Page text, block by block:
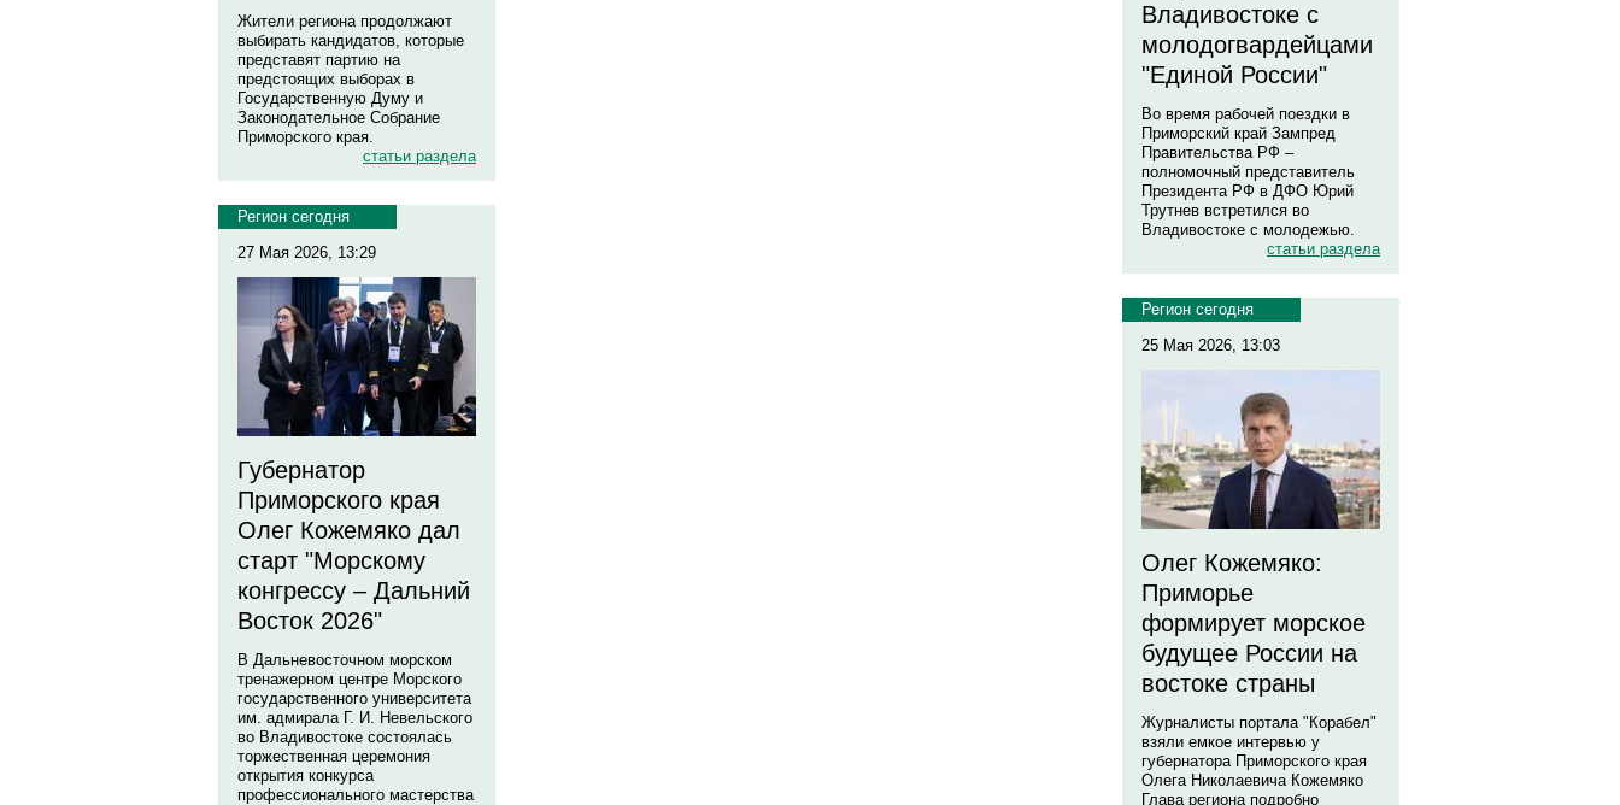
Жители региона продолжают
выбирать кандидатов, которые
представят партию на
предстоящих выборах в
Государственную Думу и
Законодательное Собрание
Приморского края.
статьи раздела
Регион сегодня
27 Мая 2026, 13:29
Губернатор
Приморского края
Олег Кожемяко дал
старт "Морскому
конгрессу – Дальний
Восток 2026"
В Дальневосточном морском
тренажерном центре Морского
государственного университета
им. адмирала Г. И. Невельского
во Владивостоке состоялась
торжественная церемония
открытия конкурса
профессионального мастерства
Владивостоке с
молодогвардейцами
"Единой России"
Во время рабочей поездки в
Приморский край Зампред
Правительства РФ –
полномочный представитель
Президента РФ в ДФО Юрий
Трутнев встретился во
Владивостоке с молодежью.
статьи раздела
Регион сегодня
25 Мая 2026, 13:03
Олег Кожемяко:
Приморье
формирует морское
будущее России на
востоке страны
Журналисты портала "Корабел"
взяли емкое интервью у
губернатора Приморского края
Олега Николаевича Кожемяко
Глава региона подробно